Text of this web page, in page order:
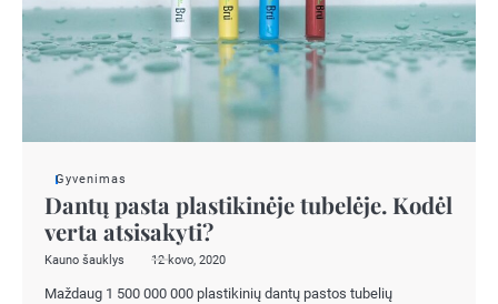
Gyvenimas
Dantų pasta plastikinėje tubelėje. Kodėl
verta atsisakyti?
Kauno šauklys 12 kovo, 2020
Maždaug 1 500 000 000 plastikinių dantų pastos tubelių